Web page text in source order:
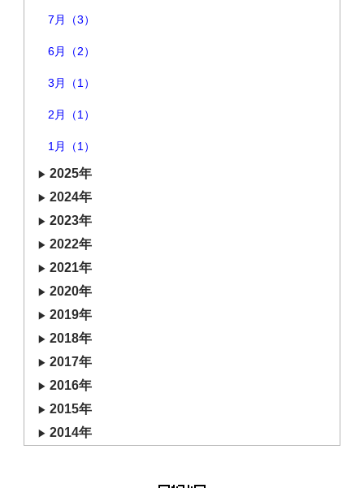
7月（3）
6月（2）
3月（1）
2月（1）
1月（1）
2025年
2024年
2023年
2022年
2021年
2020年
2019年
2018年
2017年
2016年
2015年
2014年